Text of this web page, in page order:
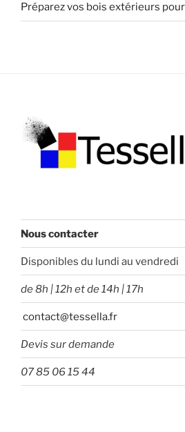
Préparez vos bois extérieurs
Nous contacter
Disponibles du lundi au vendredi
de 8h | 12h et de 14h | 17h
contact@tessella.fr
Devis sur demande
07 85 06 15 44